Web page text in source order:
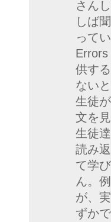
さん
しば
って
供す
ない
生徒
文を
生徒
読み
て学
ん。
が、
ずか